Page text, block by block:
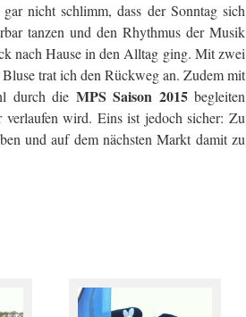
nicht schlimm, dass der Sonntag sich
tanzen und den Rhythmus der Musik
nach Hause in den Alltag ging. Mit zwei
trat ich den Rückweg an. Zudem mit
durch die MPS Saison 2015begleiten
wird. Eins ist jedoch sicher: Zu
und auf dem nächsten Markt damit zu